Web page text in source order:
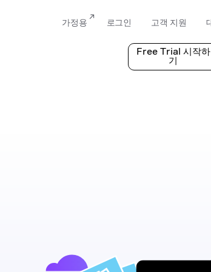
Free Trial 시작하
기
가정용 로그인 고객 지원